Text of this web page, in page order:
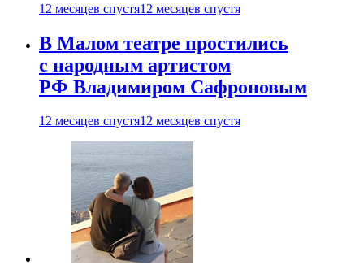
12 месяцев спустя12 месяцев спустя
В Малом театре простились
с народным артистом
РФ Владимиром Сафроновым
12 месяцев спустя12 месяцев спустя